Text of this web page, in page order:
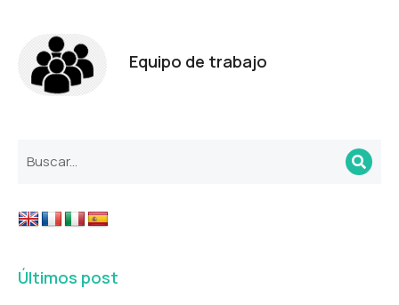
Equipo de trabajo
Últimos post